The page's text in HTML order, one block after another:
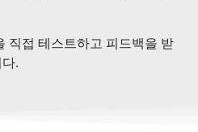
직접 테스트하고 피드백을 받
.